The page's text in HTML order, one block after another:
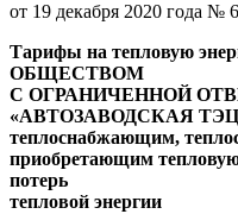
от 19 декабря 2020 года №
Тарифы на тепловую
ОБЩЕСТВОМ
С ОГРАНИЧЕННОЙ
«АВТОЗАВОДСКАЯ
теплоснабжающим,
приобретающим
потерь
тепловой энергии